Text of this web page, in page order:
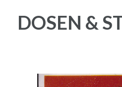
DOSEN &